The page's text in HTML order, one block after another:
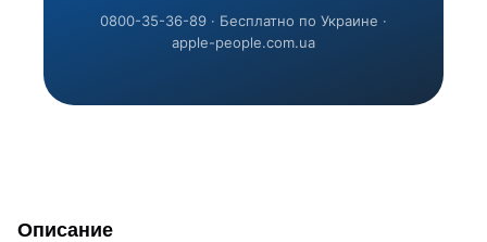
0800-35-36-89 · Бесплатно по Украине ·
apple-people.com.ua
Описание